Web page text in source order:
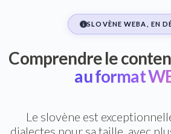
SLOVÈNE WEBA, EN
Comprendre le
au format
Le slovène est
dialectes pour sa taille, avec